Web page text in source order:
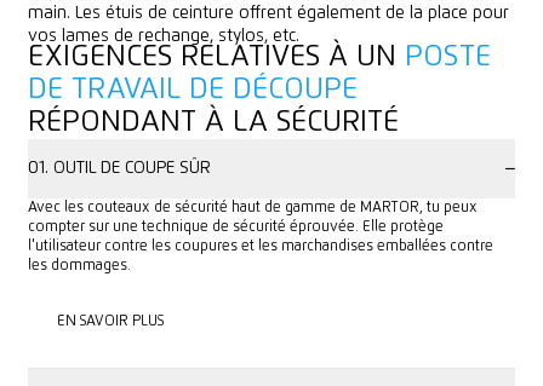
EXIGENCES RELATIVES À UN POSTE
DE TRAVAIL DE DÉCOUPE
RÉPONDANT À LA SÉCURITÉ
01. OUTIL DE COUPE SÛR −
Avec les couteaux de sécurité haut de gamme de MARTOR, tu peux
compter sur une technique de sécurité éprouvée. Elle protège
l'utilisateur contre les coupures et les marchandises emballées contre
les dommages.
EN SAVOIR PLUS
main. Les étuis de ceinture offrent également de la place pour
vos lames de rechange, stylos, etc.